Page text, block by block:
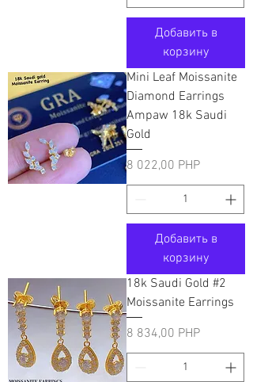
Добавить в
корзину
Mini Leaf Moissanite
Diamond Earrings
Ampaw 18k Saudi
Gold
Цена
8 022,00 PHP
Добавить в
корзину
18k Saudi Gold #2
Moissanite Earrings
Цена
8 834,00 PHP